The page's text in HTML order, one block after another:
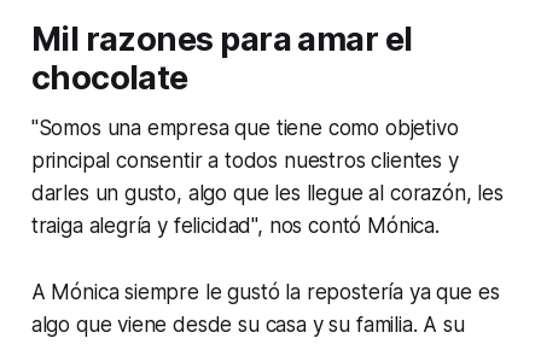
Mil razones para amar el
chocolate
"Somos una empresa que tiene como objetivo
principal consentir a todos nuestros clientes y
darles un gusto, algo que les llegue al corazón, les
traiga alegría y felicidad", nos contó Mónica.
A Mónica siempre le gustó la repostería ya que es
algo que viene desde su casa y su familia. A su